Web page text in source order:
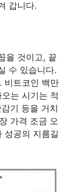
갑니다.
을 것이고, 끝
수 있습니다.
비트코인 백만
는 시기는 적
기 등을 거치
가격 조금 오
성공의 지름길